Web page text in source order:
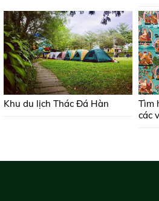
Khu du lịch Thác Đá Hàn
Tìm
các